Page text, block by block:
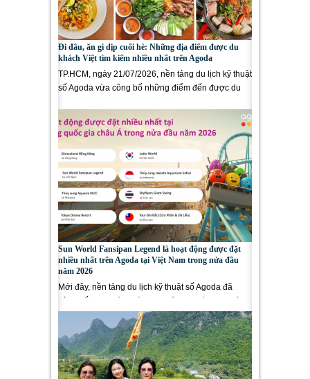
Đi đâu, ăn gì dịp cuối hè: Những địa điểm được du
khách Việt tìm kiếm nhiều nhất trên Agoda
TP.HCM, ngày 21/07/2026, nền tảng du lịch kỹ thuật
số Agoda vừa công bố những điểm đến được du
Sun World Fansipan Legend là hoạt động được đặt
nhiều nhất trên Agoda tại Việt Nam trong nửa đầu
năm 2026
Mới đây, nền tảng du lịch kỹ thuật số Agoda đã